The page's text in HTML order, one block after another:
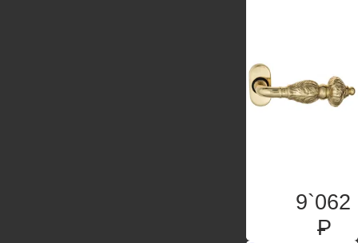
9`062
P